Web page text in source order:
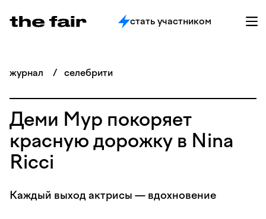
стать участником
журнал / селебрити
Деми Мур покоряет
красную дорожку в Nina
Ricci
Каждый выход актрисы — вдохновение